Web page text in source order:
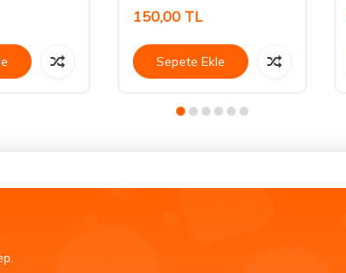
150,00 TL
Sepete Ekle